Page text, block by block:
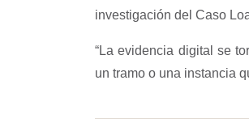
investigación del Caso
“La evidencia digital se
un tramo o una instancia